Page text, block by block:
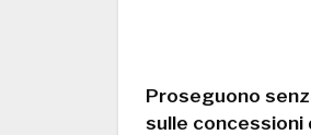
Proseguono
sulle